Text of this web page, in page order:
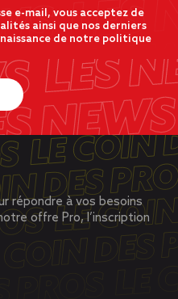
e-mail, vous acceptez de
ainsi que nos derniers
de notre politique
répondre à vos besoins
offre Pro, l’inscription